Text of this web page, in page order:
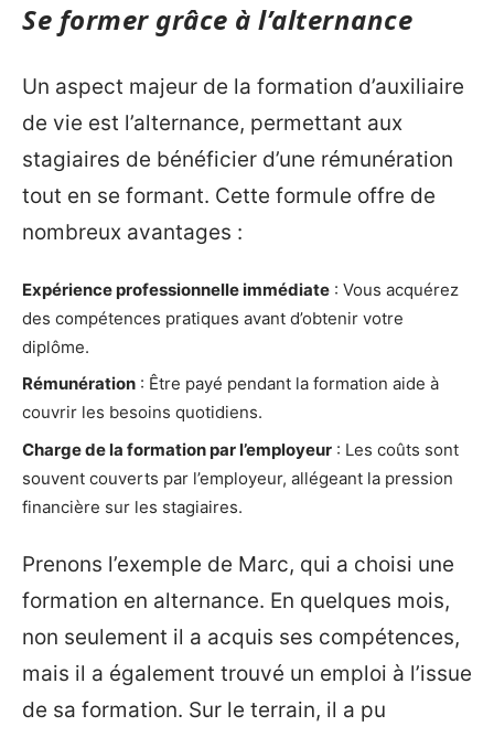
Se former grâce à l’alternance
Un aspect majeur de la formation d’auxiliaire
de vie est l’alternance, permettant aux
stagiaires de bénéficier d’une rémunération
tout en se formant. Cette formule offre de
nombreux avantages :
Expérience professionnelle immédiate : Vous acquérez
des compétences pratiques avant d’obtenir votre
diplôme.
Rémunération : Être payé pendant la formation aide à
couvrir les besoins quotidiens.
Charge de la formation par l’employeur : Les coûts sont
souvent couverts par l’employeur, allégeant la pression
financière sur les stagiaires.
Prenons l’exemple de Marc, qui a choisi une
formation en alternance. En quelques mois,
non seulement il a acquis ses compétences,
mais il a également trouvé un emploi à l’issue
de sa formation. Sur le terrain, il a pu